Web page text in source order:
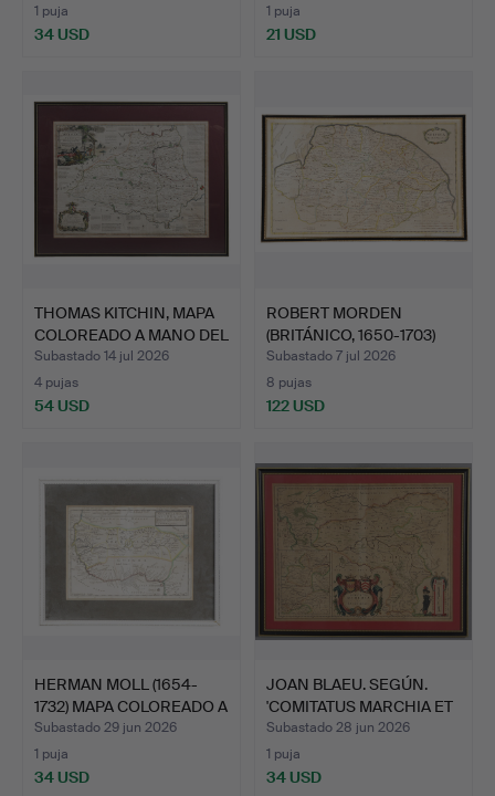
1 puja
34 USD
1 puja
21 USD
THOMAS KITCHIN, MAPA
COLOREADO A MANO DEL
…
Subastado 14 jul 2026
4 pujas
54 USD
ROBERT MORDEN
(BRITÁNICO, 1650-1703)
MAPA …
Subastado 7 jul 2026
8 pujas
122 USD
HERMAN MOLL (1654-
1732) MAPA COLOREADO A
M…
Subastado 29 jun 2026
1 puja
34 USD
JOAN BLAEU. SEGÚN.
'COMITATUS MARCHIA ET
R…
Subastado 28 jun 2026
1 puja
34 USD